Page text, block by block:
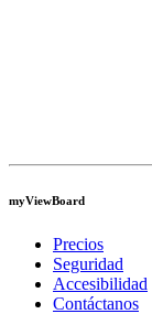
myViewBoard
Precios
Seguridad
Accesibilidad
Contáctanos